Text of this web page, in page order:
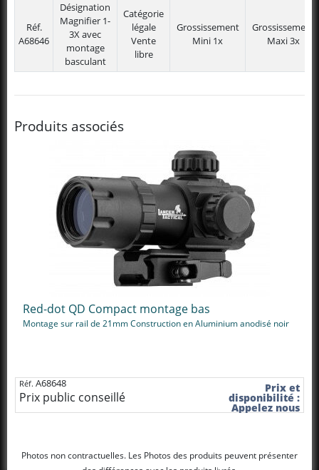
Réf.
A68646
Désignation
Magnifier 1-
3X avec
montage
basculant
Catégorie
légale
Vente
libre
Grossissement
Mini 1x
Grossissement
Maxi3x
Produits associés
Red-dot QD Compact montage bas
Montage sur rail de 21mm Construction en Aluminium anodisé noir
Réf. A68648
Prix public conseillé
Prix et
disponibilité :
Appelez nous
Photos non contractuelles. Les Photos des produits peuvent présenter